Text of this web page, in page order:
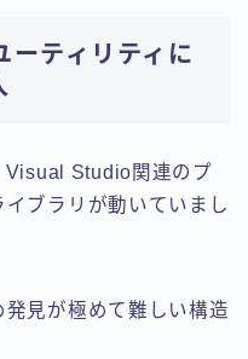
ティリティに
Visual Studio関連のプ
ブラリが動いていまし
見が極めて難しい構造